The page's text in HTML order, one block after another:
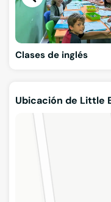
Clases de inglés
Ubicación de Little